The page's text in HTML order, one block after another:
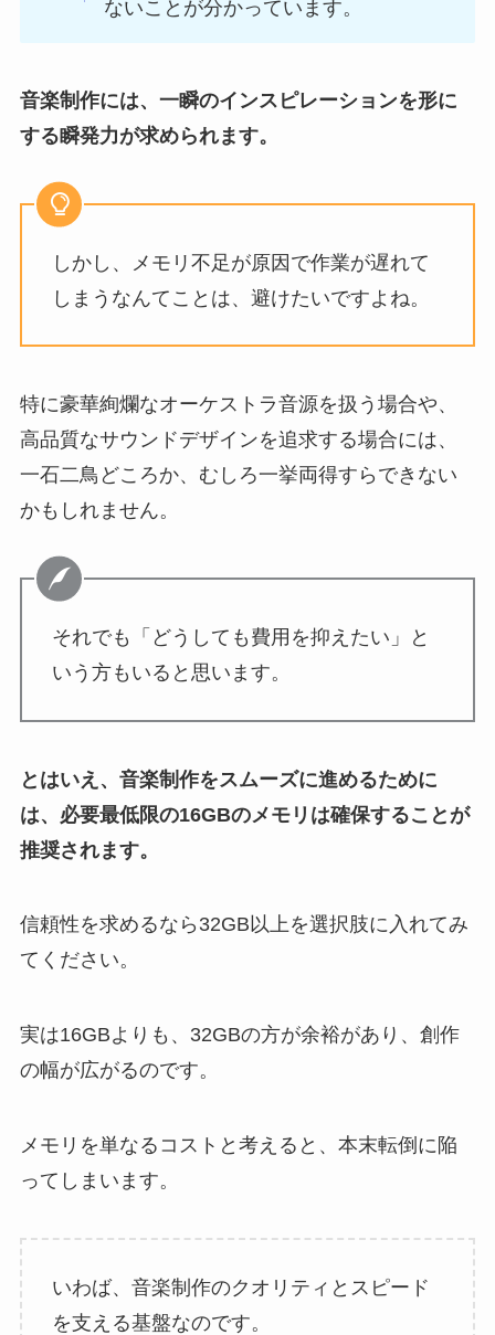
ないことが分かっています。
音楽制作には、一瞬のインスピレーションを形に
する瞬発力が求められます。
しかし、メモリ不足が原因で作業が遅れて
しまうなんてことは、避けたいですよね。
特に豪華絢爛なオーケストラ音源を扱う場合や、
高品質なサウンドデザインを追求する場合には、
一石二鳥どころか、むしろ一挙両得すらできない
かもしれません。
それでも「どうしても費用を抑えたい」と
いう方もいると思います。
とはいえ、音楽制作をスムーズに進めるために
は、必要最低限の16GBのメモリは確保することが
推奨されます。
信頼性を求めるなら32GB以上を選択肢に入れてみ
てください。
実は16GBよりも、32GBの方が余裕があり、創作
の幅が広がるのです。
メモリを単なるコストと考えると、本末転倒に陥
ってしまいます。
いわば、音楽制作のクオリティとスピード
を支える基盤なのです。